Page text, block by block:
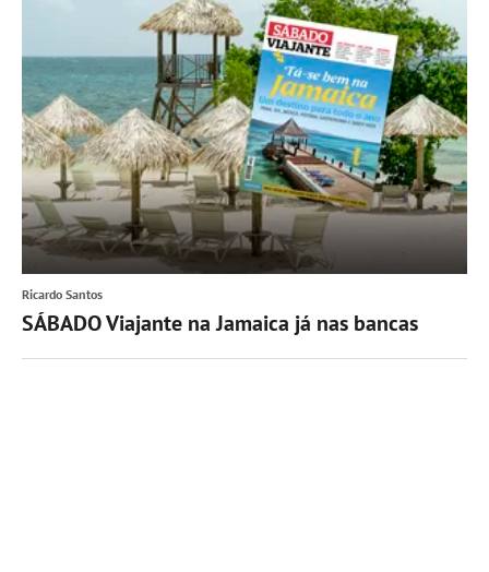
Ricardo Santos
SÁBADO Viajante na Jamaica já nas bancas